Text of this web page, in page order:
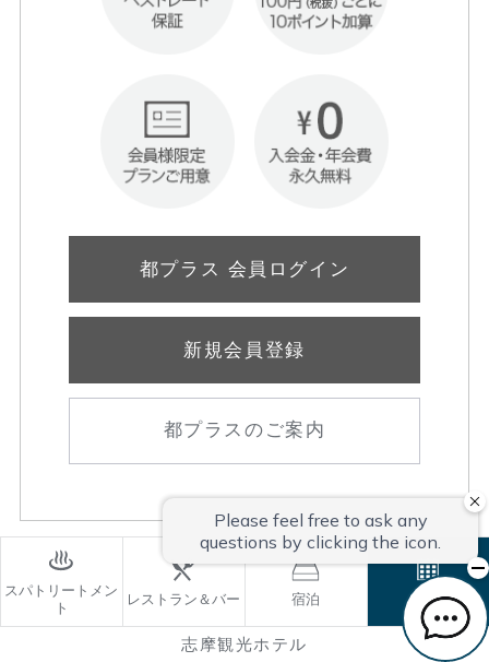
都プラス 会員ログイン
新規会員登録
都プラスのご案内
スパトリートメン
ト
レストラン＆バー 宿泊 ご予約
志摩観光ホテル